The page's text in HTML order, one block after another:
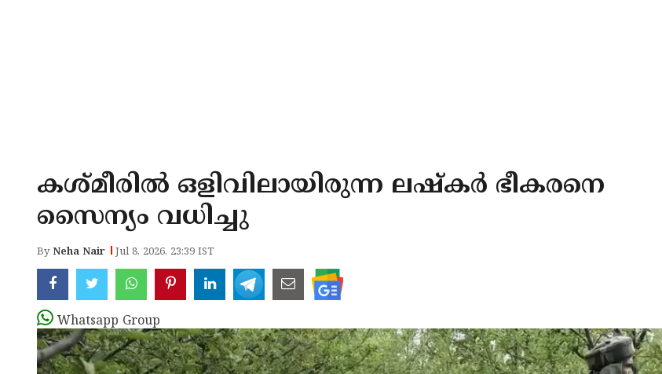
കശ്മീരിൽ ഒളിവിലായിരുന്ന ലഷ്കർ ഭീകരനെ
സൈന്യം വധിച്ചു
ByNeha Nair Jul 8, 2026, 23:39 IST
Whatsapp Group